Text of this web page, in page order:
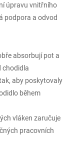
úpravu vnitřního
podpora a odvod
absorbují pot a
chodidla
aby poskytovaly
během
vláken zaručuje
pracovních